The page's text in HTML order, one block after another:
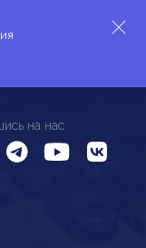
на нас